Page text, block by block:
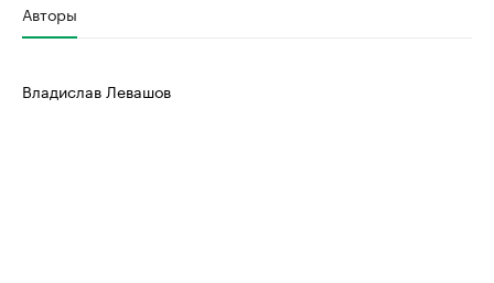
Авторы
Владислав Левашов